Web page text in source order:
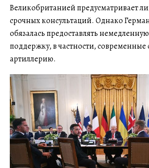
Великобританией предусматривает
срочных консультаций. Однако
обязалась предоставлять
поддержку, в частности,
артиллерию.